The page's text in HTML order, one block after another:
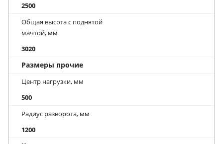
2500
Общая высота с поднятой
мачтой, мм
3020
Размеры прочие
Центр нагрузки, мм
500
Радиус разворота, мм
1200